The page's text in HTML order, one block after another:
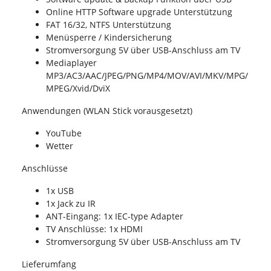
Online HTTP Software upgrade Unterstützung
FAT 16/32, NTFS Unterstützung
Menüsperre / Kindersicherung
Stromversorgung 5V über USB-Anschluss am TV
Mediaplayer
MP3/AC3/AAC/JPEG/PNG/MP4/MOV/AVI/MKV/MPG/
MPEG/Xvid/DviX
Anwendungen (WLAN Stick vorausgesetzt)
YouTube
Wetter
Anschlüsse
1x USB
1x Jack zu IR
ANT-Eingang: 1x IEC-type Adapter
TV Anschlüsse: 1x HDMI
Stromversorgung 5V über USB-Anschluss am TV
Lieferumfang